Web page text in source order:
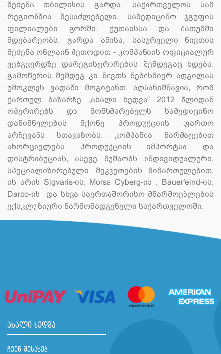
შეძენა თბილისის გარდა, საქართველოს სამ
რეგიონშია შესაძლებელი. სამედიცინო ჯგუფის
ფილიალები გორში, ქუთაისსა და ბათუმში
მდებარეობს. გარდა ამისა, სასურველი ნივთის
შეძენა ონლაინ მეთოდით - კომპანიის ოფიციალურ
ვებგვერდზე დარეგისტრირების შემდეგაც ხდება.
გამოწერის შემდეგ კი ნივთს ნებისმიერ ადგილას
უმოკლეს ვადაში მოგიტანთ. აღსანიშნავია, რომ
ქართულ ბაზარზე „ახალი ხედვა“ 2012 წლიდან
ოპერირებს და მომხმარებელს სამედიცინო
დანიშნულების მქონე პროდუქციის ფართო
არჩევანს სთავაზობს. კომპანია წარმატებით
ახორციელებს პროდუქციის იმპორტსა და
დისტრიბუციას, ასევე მუშაობს ინდივიდუალური,
სპეციალიზირებული შეკვეთების მიმართულებით.
ის არის Sigvaris-ის, Morsa Cyberg-ის , Bauerfeind-ის,
Darco-ის და სხვა საერთაშორისო მწარმოებლების
ექსკლუზიური წარმომადგენელი საქართველოში.
ახალი ხედვა
ჩვენ შესახებ